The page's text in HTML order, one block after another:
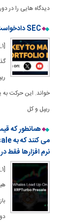
دیدگاه هایی را در دوره 19 تریلیون
SEC دادخواست علیه ریپل را رها می کند
خواند. این حرکت به
ریپل و کل
نرم افزارها فقط در 7 روز پر شده اند